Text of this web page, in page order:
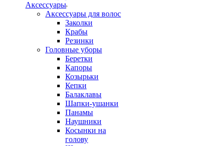
Аксессуары
Аксессуары для волос
Заколки
Крабы
Резинки
Головные уборы
Беретки
Капоры
Козырьки
Кепки
Балаклавы
Шапки-ушанки
Панамы
Наушники
Косынки на
голову